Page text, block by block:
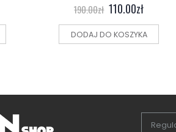
190.00zł 110.00zł
DODAJ DO KOSZYKA